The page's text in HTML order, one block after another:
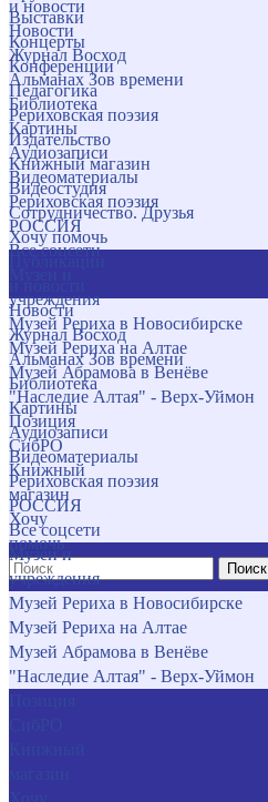
и новости
Новости
Журнал Восход
Альманах Зов времени
Библиотека
Картины
Аудиозаписи
Видеоматериалы
Рериховская поэзия
РОССИЯ
Все соцсети
учреждения
Музей Рериха в Новосибирске
Музей Рериха на Алтае
Музей Абрамова в Венёве
"Наследие Алтая" - Верх-Уймон
Позиция
СибРО
Книжный
магазин
Хочу
помочь
Поиск
Выставки
Концерты
Конференции
Педагогика
Рериховская поэзия
Издательство
Книжный магазин
Видеостудия
Сотрудничество. Друзья
Хочу помочь
Новости
Журнал Восход
Альманах Зов времени
Библиотека
Картины
Аудиозаписи
Видеоматериалы
Рериховская поэзия
РОССИЯ
Все соцсети
Музеи и
учреждения
Музей Рериха в Новосибирске
Музей Рериха на Алтае
Музей Абрамова в Венёве
"Наследие Алтая" - Верх-Уймон